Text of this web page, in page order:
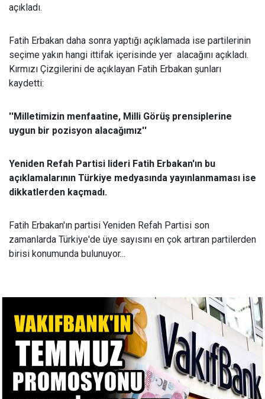
açıkladı.
Fatih Erbakan daha sonra yaptığı açıklamada ise partilerinin
seçime yakın hangi ittifak içerisinde yer alacağını açıkladı.
Kırmızı Çizgilerini de açıklayan Fatih Erbakan şunları
kaydetti:
''Milletimizin menfaatine, Milli Görüş prensiplerine
uygun bir pozisyon alacağımız''
Yeniden Refah Partisi lideri Fatih Erbakan'ın bu
açıklamalarının Türkiye medyasında yayınlanmaması ise
dikkatlerden kaçmadı.
Fatih Erbakan'ın partisi Yeniden Refah Partisi son
zamanlarda Türkiye'de üye sayısını en çok artıran partilerden
birisi konumunda bulunuyor...